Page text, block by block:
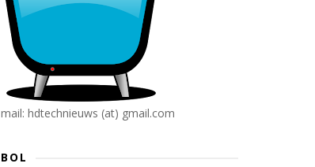
mail: hdtechnieuws (at) gmail.com
BOL